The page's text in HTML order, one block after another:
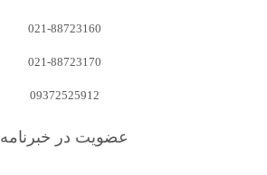
021-88723160
021-88723170
09372525912
عضویت در خبرنامه